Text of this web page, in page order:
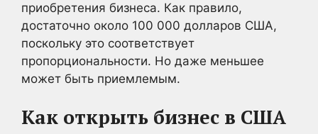
приобретения бизнеса. Как правило,
достаточно около 100 000 долларов США,
поскольку это соответствует
пропорциональности. Но даже меньшее
может быть приемлемым.
Как открыть бизнес в США